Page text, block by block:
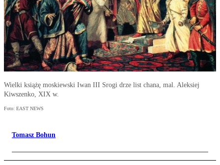
Wielki książę moskiewski Iwan III Srogi drze list chana, mal. Aleksiej
Kiwszenko, XIX w.
Foto: EAST NEWS
Tomasz Bohun